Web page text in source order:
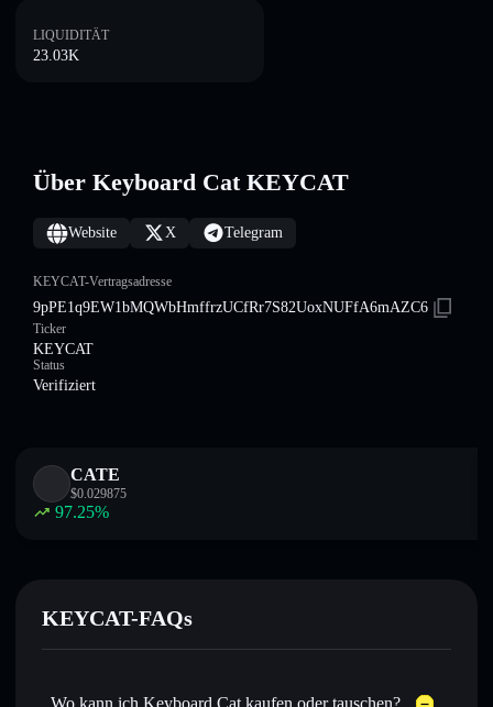
LIQUIDITÄT
23.03K
Über Keyboard Cat KEYCAT
Website X Telegram
KEYCAT-Vertragsadresse
9pPE1q9EW1bMQWbHmffrzUCfRr7S82UoxNUFfA6mAZC6
Ticker
KEYCAT
Status
Verifiziert
CATE
$0.029875
97.25%
KEYCAT-FAQs
Wo kann ich Keyboard Cat kaufen oder tauschen?